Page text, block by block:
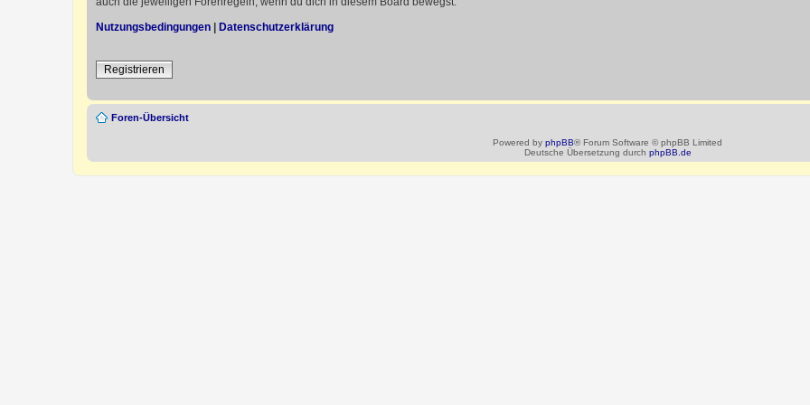
Nutzungsbedingungen | Datenschutzerklärung
Registrieren
Foren-Übersicht
Powered by phpBB® Forum Software © phpBB Limited
Deutsche Übersetzung durch phpBB.de